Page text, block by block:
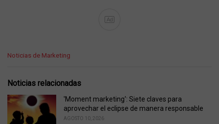
Ad
C
e
o
Noticias de Marketing
Noticias relacionadas
'Moment marketing': Siete claves para
aprovechar el eclipse de manera responsable
AGOSTO 10, 2026